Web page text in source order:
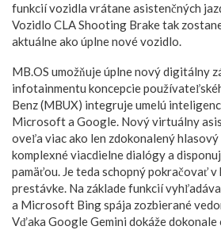
funkcií vozidla vrátane asistenčných
Vozidlo CLA Shooting Brake tak
aktuálne ako úplne nové vozidlo.
MB.OS umožňuje úplne nový digitálny
infotainmentu koncepcie
Benz (MBUX) integruje umelú
Microsoft a Google. Nový virtuálny
oveľa viac ako len zdokonalený
komplexné viacdielne dialógy a
pamäťou. Je teda schopný pokračovať
prestávke. Na základe funkcií
a Microsoft Bing spája zozbierané
Vďaka Google Gemini dokáže